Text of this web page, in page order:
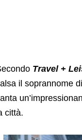
Travel +
il soprannome
città.